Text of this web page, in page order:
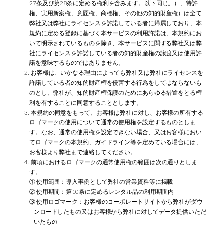
27条及び第28条に定める権利を含みます。以下同じ。）、特許
権、実用新案権、意匠権、商標権、その他の知的財産権）は全て
弊社又は弊社にライセンスを許諾している者に帰属しており、本
規約に定める登録に基づく本サービスの利用許諾は、本規約にお
いて明示されているものを除き、本サービスに関する弊社又は弊
社にライセンスを許諾している者の知的財産権の譲渡又は使用許
諾を意味するものではありません。
2. お客様は、いかなる理由によっても弊社又は弊社にライセンスを
許諾している者の知的財産権を侵害する行為をしてはならないも
のとし、弊社が、知的財産権保護のためにあらゆる措置をとる権
利を有することに同意することとします。
3. 本規約の同意をもって、お客様は弊社に対し、お客様の所有する
ロゴマークの使用について通常の使用権を設定するものとしま
す。なお、通常の使用権を設定できない場合、又はお客様におい
てロゴマークの本規約、ガイドライン等を定めている場合には、
お客様より弊社まで連絡してください。
4. 前項におけるロゴマークの通常使用権の範囲は次の通りとしま
す。
① 使用範囲：導入事例として弊社の営業資料等に掲載
② 使用期間：第10条に定めるレンタル品の利用期間内
③ 使用ロゴマーク：お客様のコーポレートサイトから弊社がダウ
ンロードしたもの又はお客様から弊社に対してデータ提供いただ
いたもの